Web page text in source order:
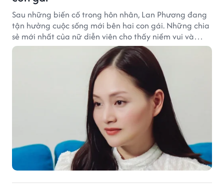
Sau những biến cố trong hôn nhân, Lan Phương đang
tận hưởng cuộc sống mới bên hai con gái. Những chia
sẻ mới nhất của nữ diễn viên cho thấy niềm vui và
hạnh phúc hiện tại đến từ những điều bình dị mỗi